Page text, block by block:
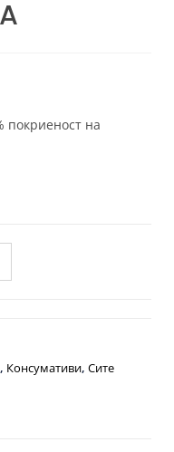
покриеност на
, Консумативи, Сите